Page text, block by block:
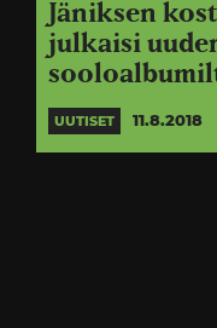
Jäniksen
julkaisi
UUTISET 11.8.2018